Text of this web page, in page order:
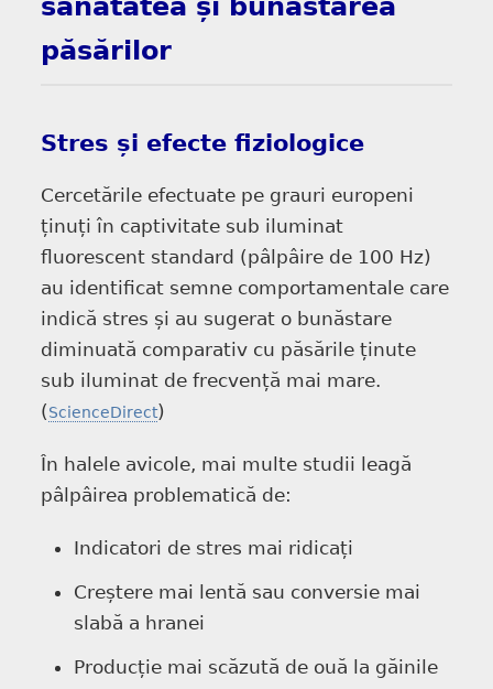
sănătatea și bunăstarea
păsărilor
Stres și efecte fiziologice
Cercetările efectuate pe grauri europeni
ținuți în captivitate sub iluminat
fluorescent standard (pâlpâire de 100 Hz)
au identificat semne comportamentale care
indică stres și au sugerat o bunăstare
diminuată comparativ cu păsările ținute
sub iluminat de frecvență mai mare.
(ScienceDirect)
În halele avicole, mai multe studii leagă
pâlpâirea problematică de:
Indicatori de stres mai ridicați
Creștere mai lentă sau conversie mai
slabă a hranei
Producție mai scăzută de ouă la găinile